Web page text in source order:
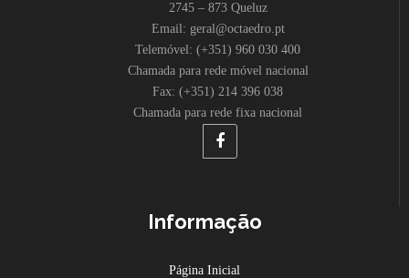
2745 – 873 Queluz
Email: geral@octaedro.pt
Telemóvel: (+351) 960 030 400
Chamada para rede móvel nacional
Fax: (+351) 214 396 038
Chamada para rede fixa nacional
Informação
Página Inicial